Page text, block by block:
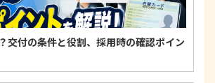
交付の条件と役割、採用時の確認ポイン